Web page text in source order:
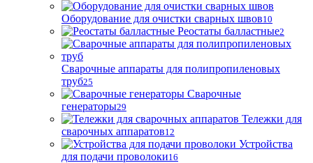
Оборудование для очистки сварных швов10
Реостаты балластные2
Сварочные аппараты для полипропиленовых
труб25
Сварочные
генераторы29
Тележки для
сварочных аппаратов12
Устройства
для подачи проволоки16